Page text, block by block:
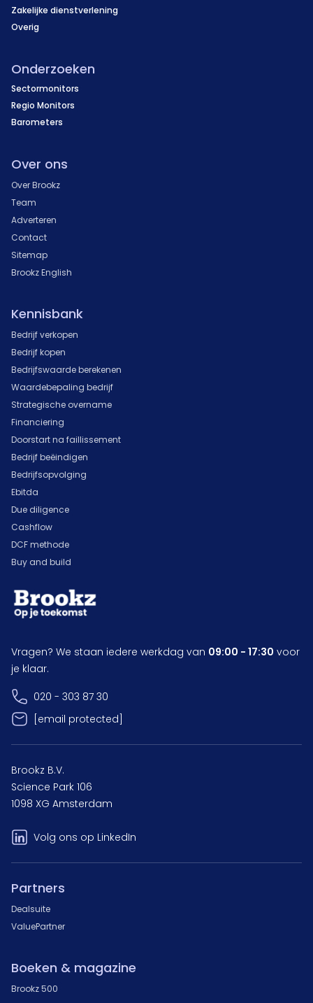
Zakelijke dienstverlening
Overig
Onderzoeken
Sectormonitors
Regio Monitors
Barometers
Over ons
Over Brookz
Team
Adverteren
Contact
Sitemap
Brookz English
Kennisbank
Bedrijf verkopen
Bedrijf kopen
Bedrijfswaarde berekenen
Waardebepaling bedrijf
Strategische overname
Financiering
Doorstart na faillissement
Bedrijf beëindigen
Bedrijfsopvolging
Ebitda
Due diligence
Cashflow
DCF methode
Buy and build
Vragen? We staan iedere werkdag van 09:00 - 17:30 voor
je klaar.
020 - 303 87 30
[email protected]
Brookz B.V.
Science Park 106
1098 XG Amsterdam
Volg ons op LinkedIn
Partners
Dealsuite
ValuePartner
Boeken & magazine
Brookz 500